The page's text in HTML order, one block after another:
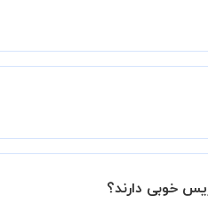
در استادبانک را دریافت
خوبی دارند؟